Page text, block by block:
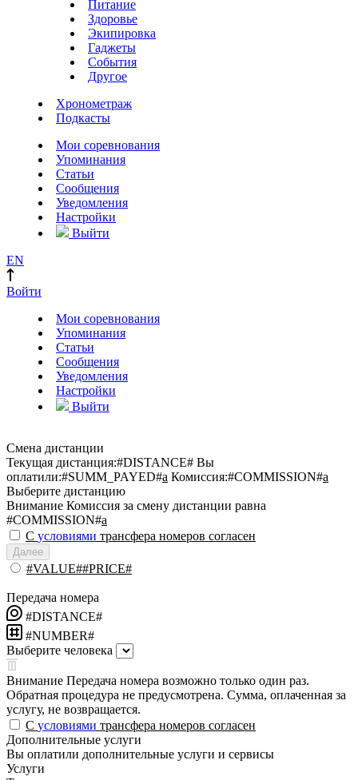
Питание
Здоровье
Экипировка
Гаджеты
События
Другое
Хронометраж
Подкасты
Мои соревнования
Упоминания
Статьи
Сообщения
Уведомления
Настройки
Выйти
EN
Войти
Мои соревнования
Упоминания
Статьи
Сообщения
Уведомления
Настройки
Выйти
Смена дистанции
Текущая дистанция:#DISTANCE# Вы
оплатили:#SUMM_PAYED#a Комиссия:#COMMISSION#a
Выберите дистанцию
Внимание Комиссия за смену дистанции равна
#COMMISSION#a
С условиями трансфера номеров согласен
Далее
#VALUE##PRICE#
Передача номера
#DISTANCE#
#NUMBER#
Выберите человека
Внимание Передача номера возможно только один раз.
Обратная процедура не предусмотрена. Сумма, оплаченная за
услугу, не возвращается.
С условиями трансфера номеров согласен
Дополнительные услуги
Вы оплатили дополнительные услуги и сервисы
Услуги